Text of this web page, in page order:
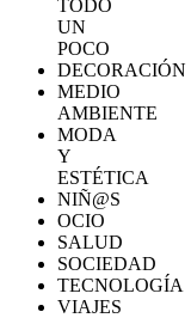
TODO
UN
POCO
DECORACIÓN
MEDIO
AMBIENTE
MODA
Y
ESTÉTICA
NIÑ@S
OCIO
SALUD
SOCIEDAD
TECNOLOGÍA
VIAJES